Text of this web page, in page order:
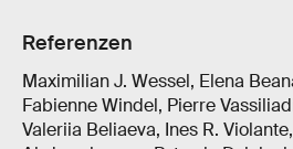
Referenzen
Maximilian J. Wessel, Elena
Fabienne Windel, Pierre
Valeriia Beliaeva, Ines R.